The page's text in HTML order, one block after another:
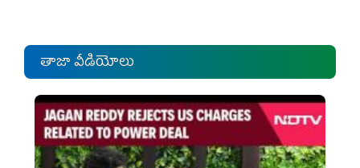
తాజా వీడియోలు